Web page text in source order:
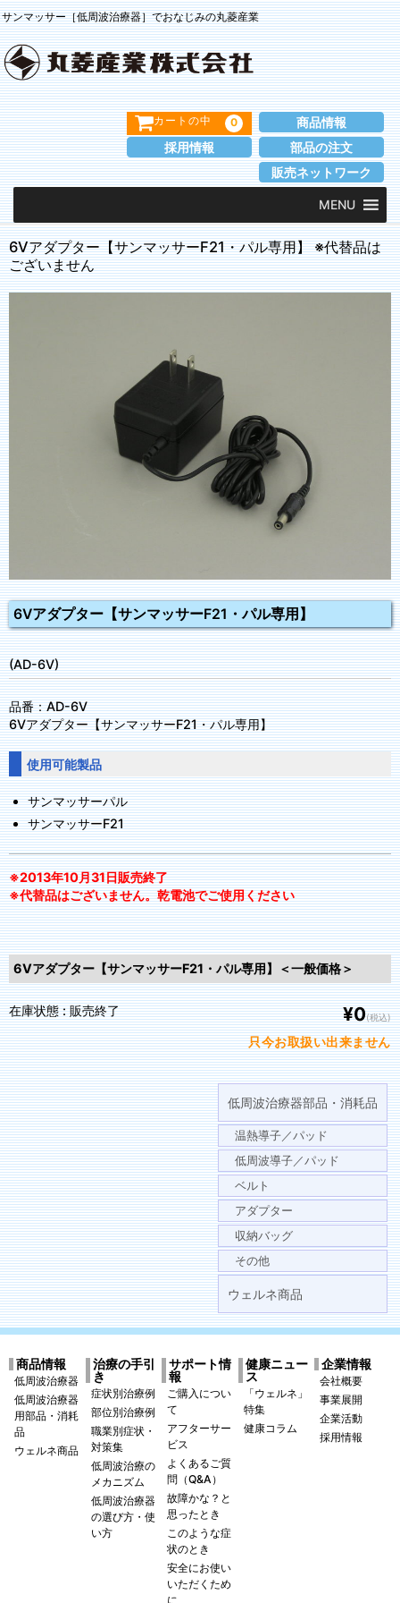
サンマッサー［低周波治療器］でおなじみの丸菱産業
商品情報
カートの中 0
部品の注文
採用情報
販売ネットワーク
MENU
6Vアダプター【サンマッサーF21・パル専用】 ※代替品は
ございません
6Vアダプター【サンマッサーF21・パル専用】
(AD-6V)
品番：AD-6V
6Vアダプター【サンマッサーF21・パル専用】
使用可能製品
サンマッサーパル
サンマッサーF21
※2013年10月31日販売終了
※代替品はございません。乾電池でご使用ください
6Vアダプター【サンマッサーF21・パル専用】＜一般価格＞
在庫状態 : 販売終了 ¥0(税込)
只今お取扱い出来ません
低周波治療器部品・消耗品
温熱導子／パッド
低周波導子／パッド
ベルト
アダプター
収納バッグ
その他
ウェルネ商品
商品情報
低周波治療器
低周波治療器
用部品・消耗
品
ウェルネ商品
治療の手引
き
症状別治療例
部位別治療例
職業別症状・
対策集
低周波治療の
メカニズム
低周波治療器
の選び方・使
い方
サポート情
報
ご購入につい
て
アフターサー
ビス
よくあるご質
問（Q&A）
故障かな？と
思ったとき
このような症
状のとき
安全にお使い
いただくため
に
健康ニュー
ス
「ウェルネ」
特集
健康コラム
企業情報
会社概要
事業展開
企業活動
採用情報